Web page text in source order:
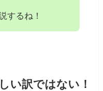
するね！
い訳ではない！